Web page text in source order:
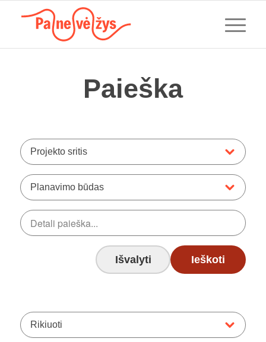
Paieška
Projekto sritis
Planavimo būdas
Išvalyti Ieškoti
Rikiuoti